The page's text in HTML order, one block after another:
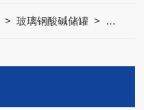
>玻璃钢酸碱储罐 > 运输罐